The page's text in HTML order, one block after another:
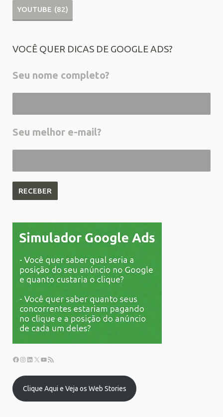
YOUTUBE (82)
VOCÊ QUER DICAS DE GOOGLE ADS?
Seu nome completo?
Seu melhor e-mail?
Clique Aqui e Veja os Web Stories